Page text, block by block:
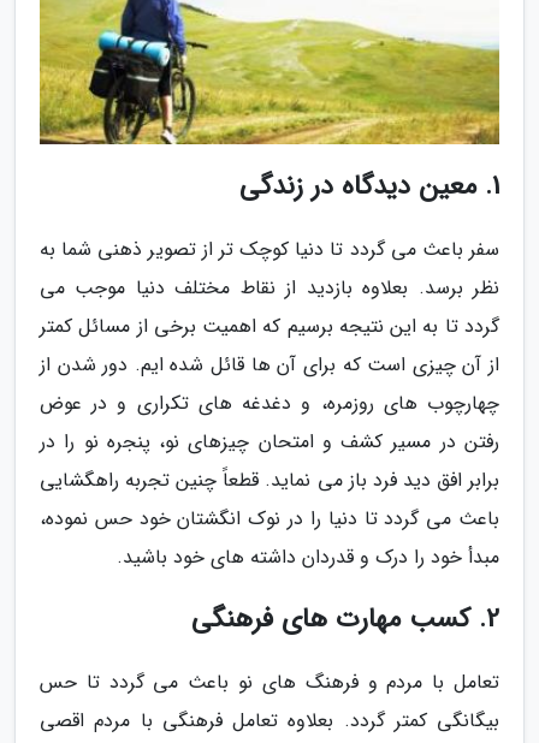
1. معین دیدگاه در زندگی
سفر باعث می گردد تا دنیا کوچک تر از تصویر ذهنی شما به
نظر برسد. بعلاوه بازدید از نقاط مختلف دنیا موجب می
گردد تا به این نتیجه برسیم که اهمیت برخی از مسائل کمتر
از آن چیزی است که برای آن ها قائل شده ایم. دور شدن از
چهارچوب های روزمره، و دغدغه های تکراری و در عوض
رفتن در مسیر کشف و امتحان چیزهای نو، پنجره نو را در
برابر افق دید فرد باز می نماید. قطعاً چنین تجربه راهگشایی
باعث می گردد تا دنیا را در نوک انگشتان خود حس نموده،
مبدأ خود را درک و قدردان داشته های خود باشید.
2. کسب مهارت های فرهنگی
تعامل با مردم و فرهنگ های نو باعث می گردد تا حس
بیگانگی کمتر گردد. بعلاوه تعامل فرهنگی با مردم اقصی